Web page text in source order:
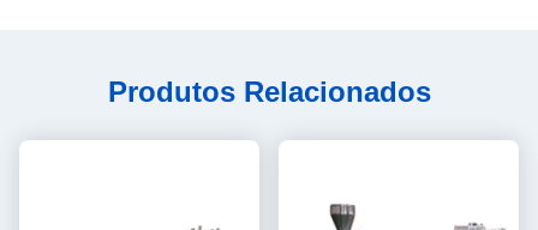
Produtos Relacionados